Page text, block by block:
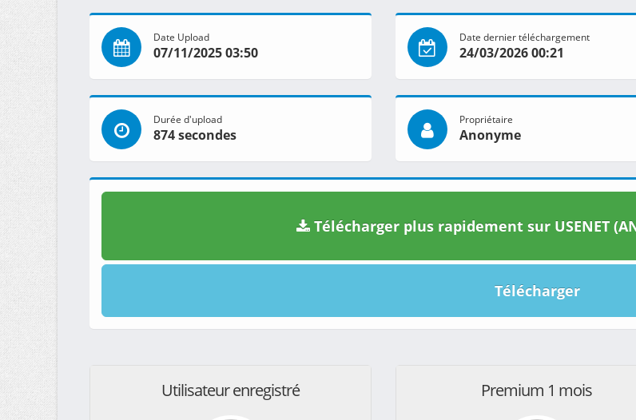
Date Upload
07/11/2025 03:50
Date dernier téléchargement
24/03/2026 00:21
Durée d'upload
874 secondes
Propriétaire
Anonyme
Télécharger plus rapidement sur USENET
Télécharger
Utilisateur enregistré Premium 1 mois